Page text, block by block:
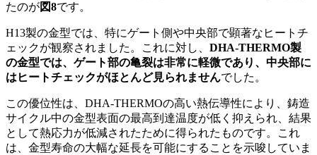
たのが図8です。
H13製の金型では、特にゲート側や中央部で顕著なヒートチ
ェックが観察されました。これに対し、 DHA-THERMO製
の金型では、ゲート部の亀裂は非常に軽微であり、中央部に
はヒートチェックがほとんど見られませんでした。
この優位性は、DHA-THERMOの高い熱伝導性により、鋳造
サイクル中の金型表面の最高到達温度が低く抑えられ、結果
として熱応力が低減されたために得られたものです。これ
は、金型寿命の大幅な延長を可能にすることを示唆していま